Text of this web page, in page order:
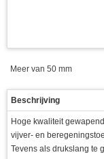
Meer van 50 mm
Beschrijving
Hoge kwaliteit
vijver- en
Tevens als drukslang te